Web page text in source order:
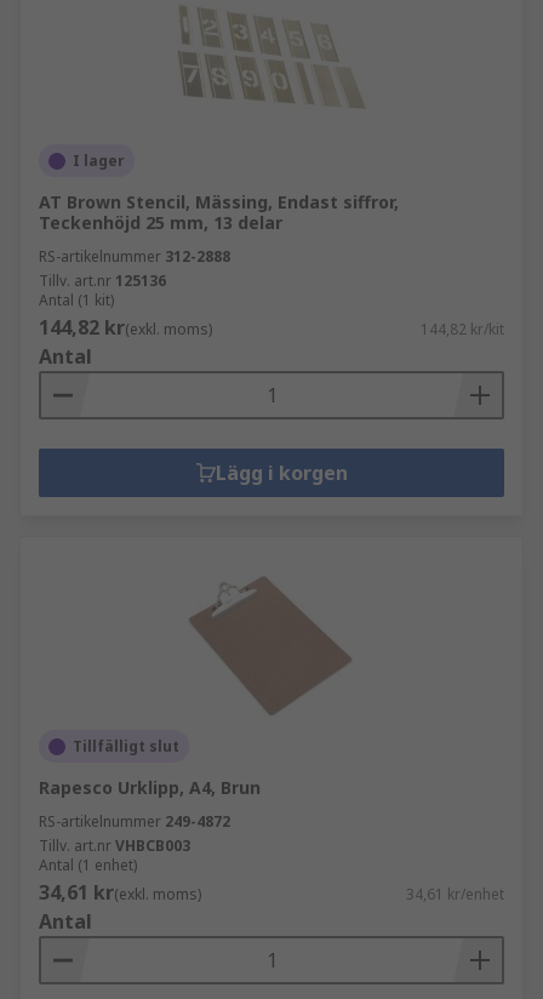
I lager
AT Brown Stencil, Mässing, Endast siffror,
Teckenhöjd 25 mm, 13 delar
RS-artikelnummer 312-2888
Tillv. art.nr 125136
Antal (1 kit)
144,82 kr(exkl. moms) 144,82 kr/kit
Antal
Lägg i korgen
Tillfälligt slut
Rapesco Urklipp, A4, Brun
RS-artikelnummer 249-4872
Tillv. art.nrVHBCB003
Antal (1 enhet)
34,61 kr(exkl. moms) 34,61 kr/enhet
Antal